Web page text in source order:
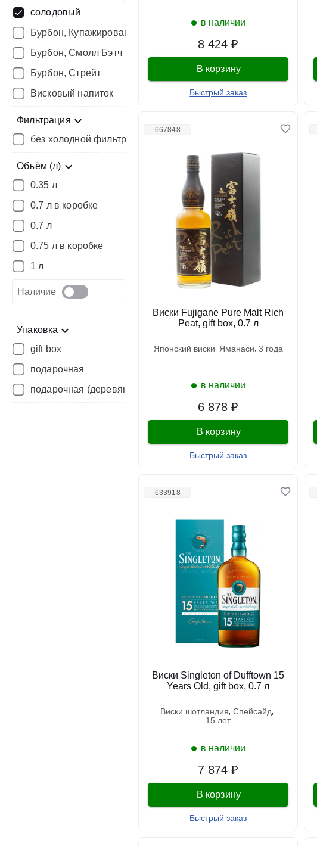
солодовый
Бурбон, Купажированный
Бурбон, Смолл Бэтч
Бурбон, Стрейт
Висковый напиток
Фильтрация
без холодной фильтрации
Объём (л)
0.35 л
0.7 л в коробке
0.7 л
0.75 л в коробке
1 л
Наличие
Упаковка
gift box
подарочная
подарочная (деревянная)
8 424 ₽
В корзину
Быстрый заказ
в наличии
667848
6 878 ₽
Виски Fujigane Pure Malt Rich
Peat, gift box, 0.7 л
японский виски яманаси 3 года
В корзину
Быстрый заказ
в наличии
633918
7 874 ₽
Виски Singleton of Dufftown 15
Years Old, gift box, 0.7 л
виски шотландия
спейсайд
15 лет
В корзину
Быстрый заказ
в наличии